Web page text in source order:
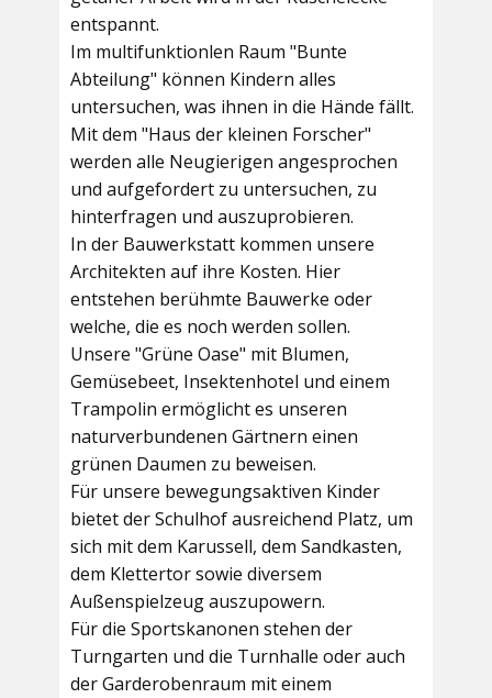
entspannt.
Im multifunktionlen Raum "Bunte
Abteilung" können Kindern alles
untersuchen, was ihnen in die Hände fällt.
Mit dem "Haus der kleinen Forscher"
werden alle Neugierigen angesprochen
und aufgefordert zu untersuchen, zu
hinterfragen und auszuprobieren.
In der Bauwerkstatt kommen unsere
Architekten auf ihre Kosten. Hier
entstehen berühmte Bauwerke oder
welche, die es noch werden sollen.
Unsere "Grüne Oase" mit Blumen,
Gemüsebeet, Insektenhotel und einem
Trampolin ermöglicht es unseren
naturverbundenen Gärtnern einen
grünen Daumen zu beweisen.
Für unsere bewegungsaktiven Kinder
bietet derSchulhofausreichend Platz, um
sich mit dem Karussell, dem Sandkasten,
dem Klettertor sowie diversem
Außenspielzeug auszupowern.
Für die Sportskanonen stehen der
Turngarten und die Turnhalle oder auch
derGarderobenraum mit einem